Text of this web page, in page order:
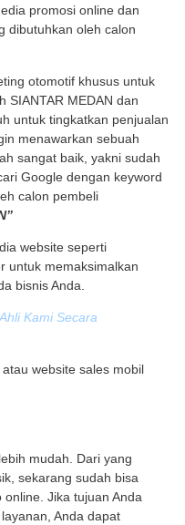
promosi online dan
dibutuhkan oleh calon
otomotif khusus untuk
SIANTAR MEDAN dan
untuk tingkatkan penjualan
menawarkan sebuah
sangat baik, yakni sudah
Google dengan keyword
calon pembeli
website seperti
untuk memaksimalkan
bisnis Anda.
Kami Secara
website sales mobil
mudah. Dari yang
sekarang sudah bisa
Jika tujuan Anda
Anda dapat